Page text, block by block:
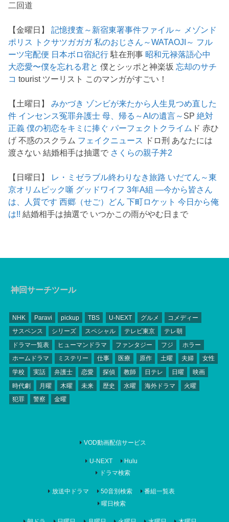
二回道
【金曜日】記憶捜査～新宿東署事件ファイル～
メゾンド
ポリス
トクサツガガガ 私のおじさん～WATAOJI～ フル
ーツ宅配便 日本ボロ宿紀行 駐在刑事 昭和元禄落語心中
大恋愛〜僕を忘れる君と 僕とシッポと神楽坂忘却のサチ
コ tourist ツーリスト このマンガがすごい！
【土曜日】みかづき ゾンビが来たから人生見つめ直した
件 インセンス冤罪弁護士 母、帰る～AIの遺言～ SP絶対
正義 僕の初恋をキミに捧ぐ パーフェクトクライム ド 赤ひ
げ 不惑のスクラム フェイクニュース
ドロ刑 あなたには
渡さない 結婚相手は抽選で さくらの親子丼2
【日曜日】 レ・ミゼラブル終わりなき旅路 いだてん～東
京オリムピック噺 グッドワイフ 3年A組 ―今から皆さん
は、人質です 西郷（せご）どん 下町ロケット 今日から俺
は!! 結婚相手は抽選で いつかこの雨がやむ日まで
神回サーチツール
NHK Paravi pickup TBS U-NEXT グルメ
コメディー
サスペンス
シリーズ スペシャル テレビ東京
テレ朝
ドラマ一覧表
ヒューマンドラマ ファンタジー フジ
ホラー
ホームドラマ
ミステリー 仕事 医療 原作 土曜 夫婦
女性
学校
実話 弁護士 恋愛 探偵 教師 日テレ 日曜
映画
時代劇
月曜 木曜 未来 歴史 水曜 海外ドラマ
火曜
犯罪
警察 金曜
VOD動画配信サービス
U-NEXT
Hulu
ドラマ検索
放送中ドラマ 50音別検索
番組一覧表
曜日検索